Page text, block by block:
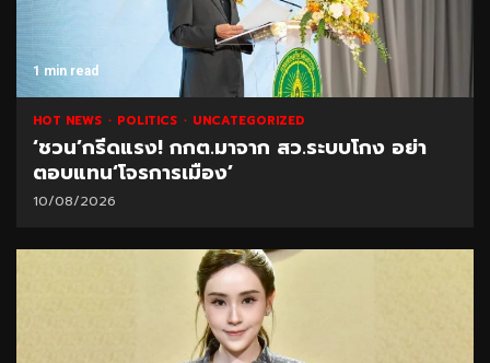
1 min read
HOT NEWS POLITICS UNCATEGORIZED
‘ชวน’กรีดแรง! กกต.มาจาก สว.ระบบโกง อย่า
ตอบแทน‘โจรการเมือง’
10/08/2026